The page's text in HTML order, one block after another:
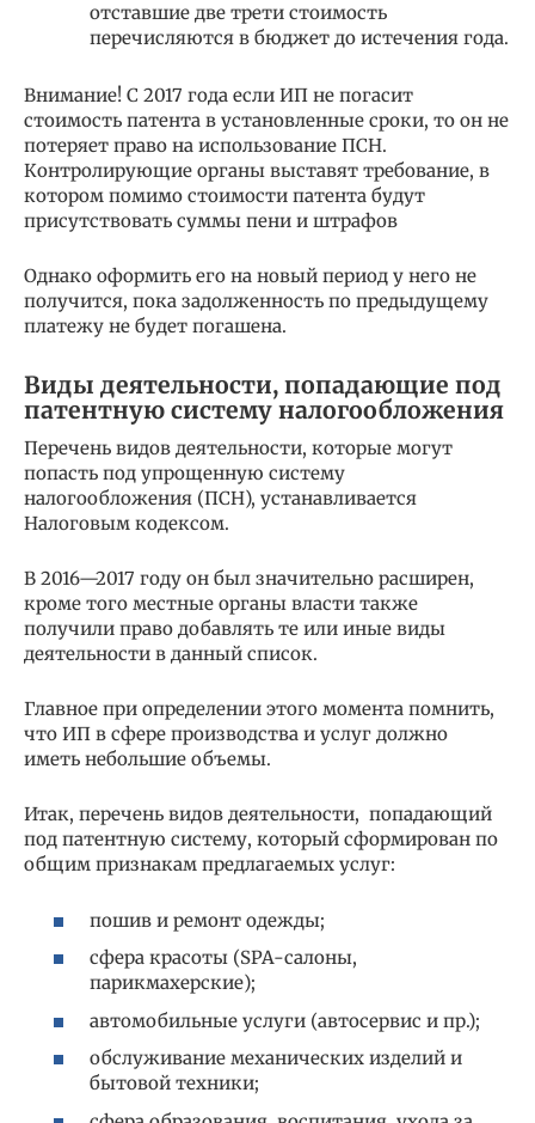
отставшие две трети стоимость
перечисляются в бюджет до истечения года.
Внимание! С 2017 года если ИП не погасит
стоимость патента в установленные сроки, то он не
потеряет право на использование ПСН.
Контролирующие органы выставят требование, в
котором помимо стоимости патента будут
присутствовать суммы пени и штрафов
Однако оформить его на новый период у него не
получится, пока задолженность по предыдущему
платежу не будет погашена.
Виды деятельности, попадающие под
патентную систему налогообложения
Перечень видов деятельности, которые могут
попасть под упрощенную систему
налогообложения (ПСН), устанавливается
Налоговым кодексом.
В 2016—2017 году он был значительно расширен,
кроме того местные органы власти также
получили право добавлять те или иные виды
деятельности в данный список.
Главное при определении этого момента помнить,
что ИП в сфере производства и услуг должно
иметь небольшие объемы.
Итак, перечень видов деятельности, попадающий
под патентную систему, который сформирован по
общим признакам предлагаемых услуг:
пошив и ремонт одежды;
сфера красоты (SPA-салоны,
парикмахерские);
автомобильные услуги (автосервис и пр.);
обслуживание механических изделий и
бытовой техники;